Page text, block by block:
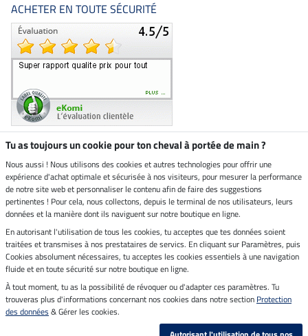
ACHETER EN TOUTE SÉCURITÉ
Boutique climatiquement
neutre
Livraison par
Paiement sécurisé
Mentions légales
Dernière actualisation le 10.08.2026 à 06:55
Tu as toujours un cookie pour ton cheval à portée de main ?
Nous aussi ! Nous utilisons des cookies et autres technologies pour offrir une
expérience d'achat optimale et sécurisée à nos visiteurs, pour mesurer la performance
de notre site web et personnaliser le contenu afin de faire des suggestions
pertinentes ! Pour cela, nous collectons, depuis le terminal de nos utilisateurs, leurs
données et la manière dont ils naviguent sur notre boutique en ligne.
En autorisant l'utilisation de tous les cookies, tu acceptes que tes données soient
traitées et transmises à nos prestataires de servics. En cliquant sur Paramètres, puis
Cookies absolument nécessaires, tu acceptes les cookies essentiels à une navigation
fluide et en toute sécurité sur notre boutique en ligne.
À tout moment, tu as la possibilité de révoquer ou d'adapter ces paramètres. Tu
trouveras plus d'informations concernant nos cookies dans notre section Protection
des données & Gérer les cookies.